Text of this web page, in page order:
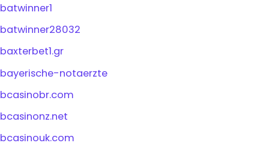
batwinner1
batwinner28032
baxterbet1.gr
bayerische-notaerzte
bcasinobr.com
bcasinonz.net
bcasinouk.com